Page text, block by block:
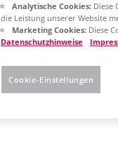
Analytische Cookies: Diese
die Leistung unserer Website
Marketing Cookies: Diese
Datenschutzhinweise
Cookie-Einstellungen